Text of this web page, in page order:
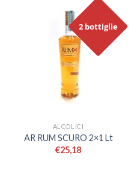
2 bottiglie
ALCOLICI
AR RUM SCURO 2×1 Lt
€25,18